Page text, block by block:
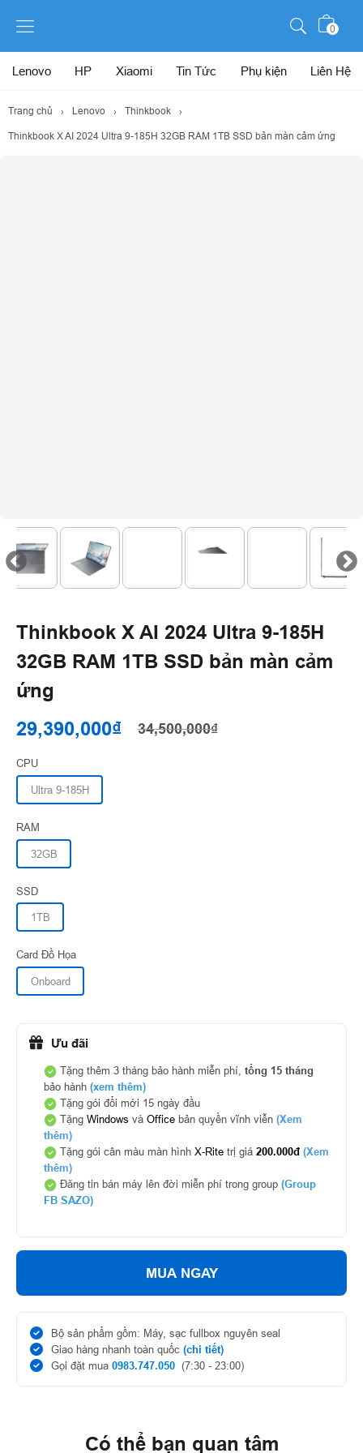
0
Lenovo HP Xiaomi Tin Tức Phụ kiện Liên Hệ
Trang chủ › Lenovo › Thinkbook ›
Thinkbook X AI 2024 Ultra 9-185H 32GB RAM 1TB SSD bản màn cảm ứng
Thinkbook X AI 2024 Ultra 9-185H
32GB RAM 1TB SSD bản màn cảm
ứng
29,390,000₫
34,500,000₫
CPU
Ultra 9-185H
RAM
32GB
SSD
1TB
Card Đồ Họa
Onboard
Ưu đãi
Tặng thêm 3 tháng bảo hành miễn phí, tổng 15 tháng
bảo hành (xem thêm)
Tặng gói đổi mới 15 ngày đầu
Tặng Windows và Office bản quyền vĩnh viễn (Xem
thêm)
Tặng gói cân màu màn hình X-Rite trị giá 200.000đ (Xem
thêm)
Đăng tin bán máy lên đời miễn phí trong group (Group
FB SAZO)
MUA NGAY
Bộ sản phẩm gồm: Máy, sạc fullbox nguyên seal
Giao hàng nhanh toàn quốc (chi tiết)
Gọi đặt mua 0983.747.050 (7:30 - 23:00)
Có thể bạn quan tâm